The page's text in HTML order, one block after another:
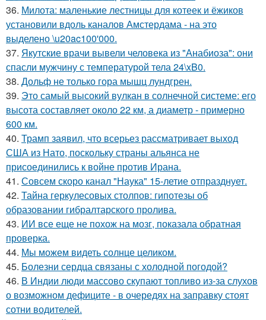
36. Милота: маленькие лестницы для котеек и ёжиков
установили вдоль каналов Амстердама - на это
выделено \u20ac100'000.
37. Якутские врачи вывели человека из "Анабиоза": они
спасли мужчину с температурой тела 24\xB0.
38. Дольф не только гора мышц лундгрен.
39. Это самый высокий вулкан в солнечной системе: его
высота составляет около 22 км, а диаметр - примерно
600 км.
40. Трамп заявил, что всерьез рассматривает выход
США из Нато, поскольку страны альянса не
присоединились к войне против Ирана.
41. Совсем скоро канал "Наука" 15-летие отпразднует.
42. Тайна геркулесовых столпов: гипотезы об
образовании гибралтарского пролива.
43. ИИ все еще не похож на мозг, показала обратная
проверка.
44. Мы можем видеть солнце целиком.
45. Болезни сердца связаны с холодной погодой?
46. В Индии люди массово скупают топливо из-за слухов
о возможном дефиците - в очередях на заправку стоят
сотни водителей.